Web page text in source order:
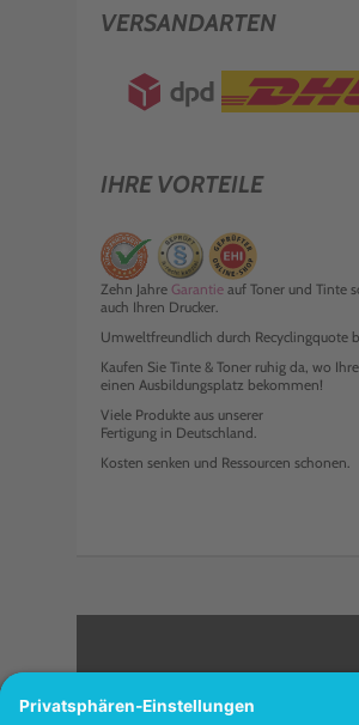
VERSANDARTEN
IHRE VORTEILE
Zehn Jahre Garantie auf Toner und Tinte
auch Ihren Drucker.
Umweltfreundlich durch Recyclingquote
Kaufen Sie Tinte & Toner ruhig da, wo
einen Ausbildungsplatz bekommen!
Viele Produkte aus unserer
Fertigung in Deutschland.
Kosten senken und Ressourcen schonen.
<